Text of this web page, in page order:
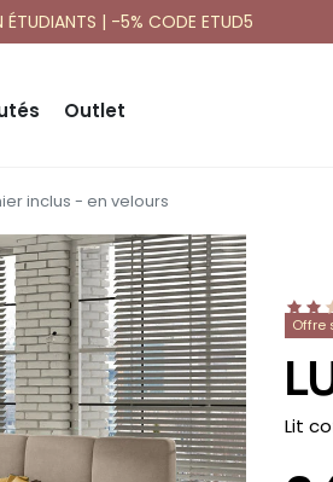
ÉTUDIANTS | -5% CODE ETUD5
Outlet
inclus - en velours
Offre
-
Lit